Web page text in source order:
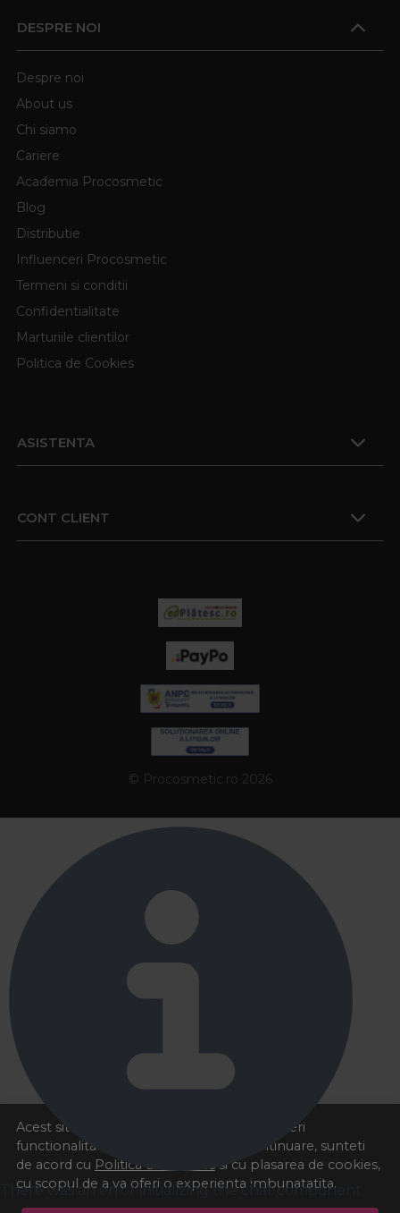
Acest site foloseste cookies pentru a va oferi
functionalitatea dorita. Navigand in continuare, sunteti
de acord cu Politica de cookies si cu plasarea de cookies,
cu scopul de a va oferi o experienta imbunatatita.
DESPRE NOI
Despre noi
About us
Chi siamo
Cariere
Academia Procosmetic
Blog
Distributie
Influenceri Procosmetic
Termeni si conditii
Confidentialitate
Marturiile clientilor
Politica de Cookies
ASISTENTA
CONT CLIENT
© Procosmetic.ro 2026
There was an error initializing the chat component